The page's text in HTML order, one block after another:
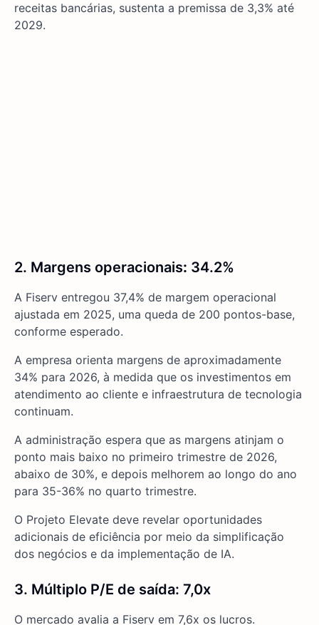
receitas bancárias, sustenta a premissa de 3,3% até
2029.
2. Margens operacionais: 34.2%
A Fiserv entregou 37,4% de margem operacional
ajustada em 2025, uma queda de 200 pontos-base,
conforme esperado.
A empresa orienta margens de aproximadamente
34% para 2026, à medida que os investimentos em
atendimento ao cliente e infraestrutura de tecnologia
continuam.
A administração espera que as margens atinjam o
ponto mais baixo no primeiro trimestre de 2026,
abaixo de 30%, e depois melhorem ao longo do ano
para 35-36% no quarto trimestre.
O Projeto Elevate deve revelar oportunidades
adicionais de eficiência por meio da simplificação
dos negócios e da implementação de IA.
3. Múltiplo P/E de saída: 7,0x
O mercado avalia a Fiserv em 7,6x os lucros.